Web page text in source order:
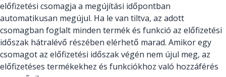
előfizetési csomagja a megújítási időpontban
automatikusan megújul. Ha le van tiltva, az adott
csomagban foglalt minden termék és funkció az előfizetési
időszak hátralévő részében elérhető marad. Amikor egy
csomagot az előfizetési időszak végén nem újul meg, az
előfizetéses termékekhez és funkciókhoz való hozzáférés